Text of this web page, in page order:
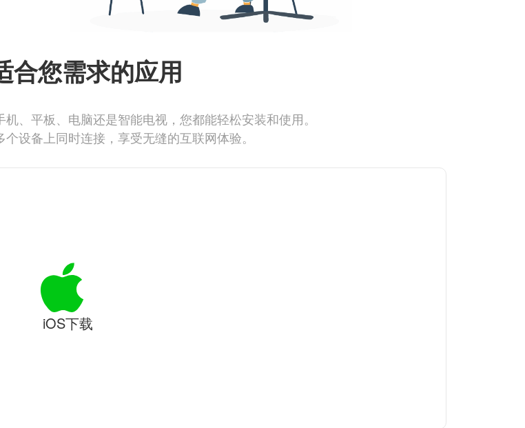
合您需求的应用
、平板、电脑还是智能电视，您都能轻松安装和使用。
设备上同时连接，享受无缝的互联网体验。
iOS下载